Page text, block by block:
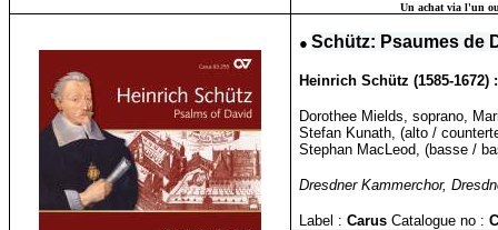
Un achat via l'un
●Schütz: Psaumes de
Heinrich Schütz (1585-1672)
Dorothee Mields, soprano,
Stefan Kunath, (alto /
Stephan MacLeod, (basse /
Dresdner Kammerchor,
Label : Carus Catalogue no :